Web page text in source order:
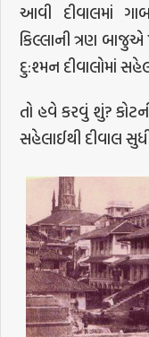
આવી દીવાલમાં
કિલ્લાની ત્રણ
દુ:શ્મન દીવાલોમાં
તો હવે કરવું શું?
સહેલાઈથી દીવાલ